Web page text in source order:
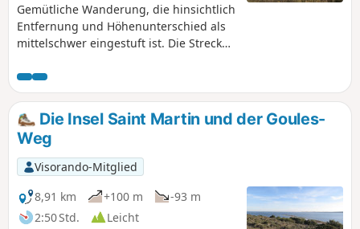
Gemütliche Wanderung, die hinsichtlich
Entfernung und Höhenunterschied als
mittelschwer eingestuft ist. Die Strecke
Straßen. Schöne Ausblicke entlang der
gesamten Strecke, insbesondere am
Wasserturm, von wo aus man
Capestang, den See, in der Ferne
Narbonne und die Pyrenäen sehen
kann. Aber auch Béziers, Puisserguier
und im Hintergrund das Haut-
Languedoc.
Die Insel Saint Martin und der Goules-
Weg
Visorando-Mitglied
8,91 km
+100 m
-93 m
2:50 Std.
Leicht